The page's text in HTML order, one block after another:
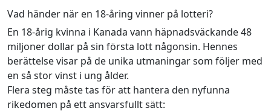
Vad händer när en 18-åring vinner på lotteri?
En 18-årig kvinna i Kanada vann häpnadsväckande 48
miljoner dollar på sin första lott någonsin. Hennes
berättelse visar på de unika utmaningar som följer med
en så stor vinst i ung ålder.
Flera steg måste tas för att hantera den nyfunna
rikedomen på ett ansvarsfullt sätt: